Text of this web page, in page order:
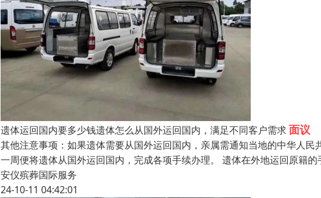
遗体运回国内要多少钱遗体怎么从国外运回国内，满足不同客户需求面议
其他注意事项：如果遗体需要从国外运回国内，亲属需通知当地的中华人
一周便将遗体从国外运回国内，完成各项手续办理。 遗体在外地运回原籍
安仪殡葬国际服务
24-10-11 04:42:01